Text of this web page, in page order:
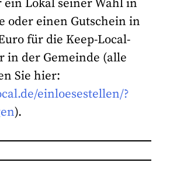
ein Lokal seiner Wahl in
oder einen Gutschein in
für die Keep-Local-
in der Gemeinde (alle
Sie hier:
einloesestellen/?
).